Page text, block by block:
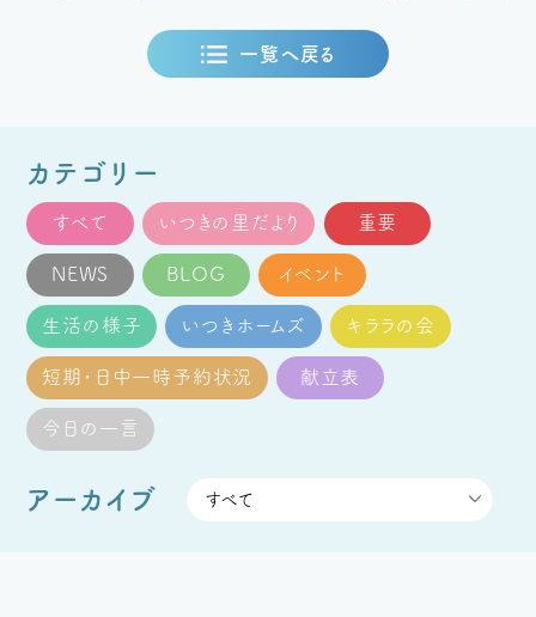
一覧へ戻る
カテゴリー
すべて いつきの里だより 重要
NEWS BLOG イベント
生活の様子 いつきホームズ キララの会
短期・日中一時予約状況 献立表
今日の一言
アーカイブ